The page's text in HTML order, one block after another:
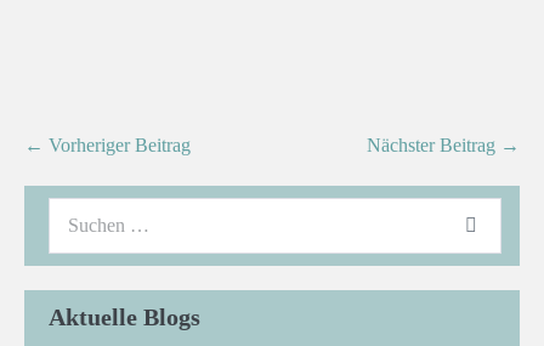
← Vorheriger Beitrag Nächster Beitrag →
Aktuelle Blogs